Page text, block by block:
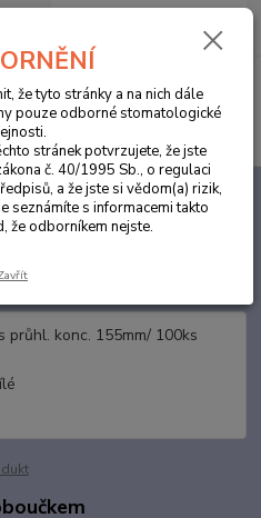
0,00 Kč
s průhl. konc. 155mm/ 100ks
s průhl.
že tyto stránky a na nich dále
pouze odborné stomatologické
stránek potvrzujete, že jste
č. 40/1995 Sb., o regulaci
a že jste si vědom(a) rizik,
seznámíte s informacemi takto
že odborníkem nejste.